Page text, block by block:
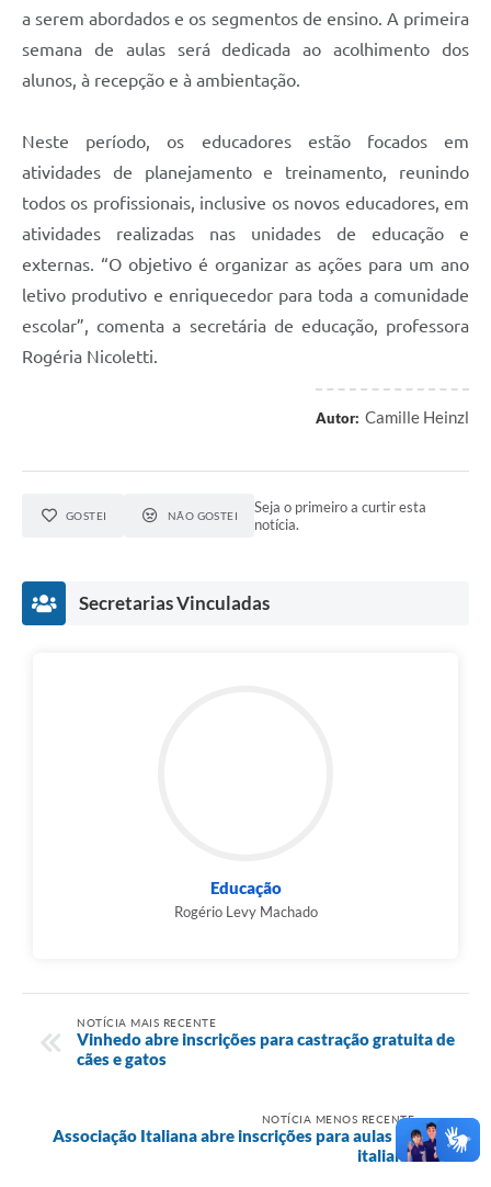
a serem abordados e os segmentos de ensino. A primeira
semana de aulas será dedicada ao acolhimento dos
alunos, à recepção e à ambientação.
Neste período, os educadores estão focados em
atividades de planejamento e treinamento, reunindo
todos os profissionais, inclusive os novos educadores, em
atividades realizadas nas unidades de educação e
externas. “O objetivo é organizar as ações para um ano
letivo produtivo e enriquecedor para toda a comunidade
escolar”, comenta a secretária de educação, professora
Rogéria Nicoletti.
Autor: Camille Heinzl
GOSTEI NÃO GOSTEI
Seja o primeiro a curtir esta
notícia.
Secretarias Vinculadas
Educação
Rogério Levy Machado
NOTÍCIA MAIS RECENTE
Vinhedo abre inscrições para castração gratuita de
cães e gatos
NOTÍCIA MENOS RECENTE
Associação Italiana abre inscrições para aulas de
italiano